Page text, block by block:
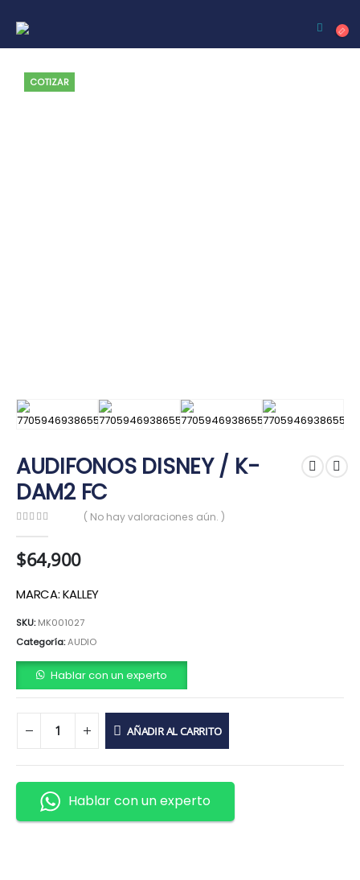
COTIZAR
AUDIFONOS DISNEY / K-
DAM2 FC
( No hay valoraciones aún. )
$64,900
MARCA: KALLEY
SKU:MK001027
Categoría:AUDIO
Hablar con un experto
AÑADIR AL CARRITO
Hablar con un experto